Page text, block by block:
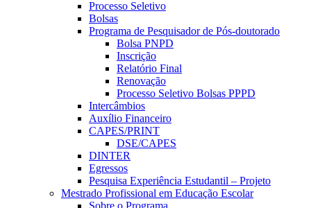
Processo Seletivo
Bolsas
Programa de Pesquisador de Pós-doutorado
Bolsa PNPD
Inscrição
Relatório Final
Renovação
Processo Seletivo Bolsas PPPD
Intercâmbios
Auxílio Financeiro
CAPES/PRINT
DSE/CAPES
DINTER
Egressos
Pesquisa Experiência Estudantil – Projeto
Mestrado Profissional em Educação Escolar
Sobre o Programa